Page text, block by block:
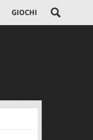
GIOCHI